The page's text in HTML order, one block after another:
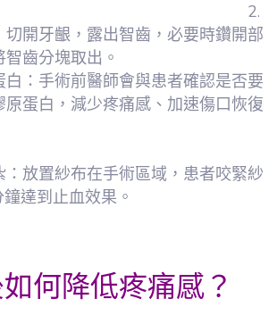
切開牙齦，露出智齒，必要時鑽開部
齒分塊取出。
白：手術前醫師會與患者確認是否要
原蛋白，減少疼痛感、加速傷口恢復
：放置紗布在手術區域，患者咬緊紗
達到止血效果。
何降低疼痛感？